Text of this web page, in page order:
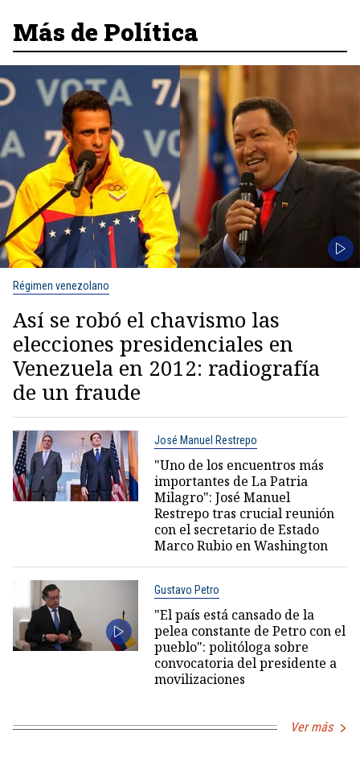
Más de Política
Régimen venezolano
Así se robó el chavismo las
elecciones presidenciales en
Venezuela en 2012: radiografía
de un fraude
José Manuel Restrepo
"Uno de los encuentros más
importantes de La Patria
Milagro": José Manuel
Restrepo tras crucial reunión
con el secretario de Estado
Marco Rubio en Washington
Gustavo Petro
"El país está cansado de la
pelea constante de Petro con el
pueblo": politóloga sobre
convocatoria del presidente a
movilizaciones
Ver más